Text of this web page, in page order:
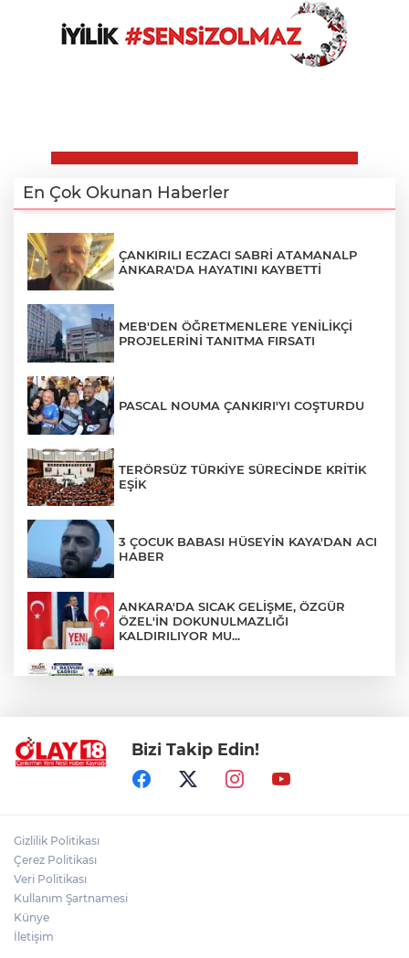
En Çok Okunan Haberler
ÇANKIRILI ECZACI SABRİ ATAMANALP
ANKARA'DA HAYATINI KAYBETTİ
MEB'DEN ÖĞRETMENLERE YENİLİKÇİ
PROJELERİNİ TANITMA FIRSATI
PASCAL NOUMA ÇANKIRI'YI COŞTURDU
TERÖRSÜZ TÜRKİYE SÜRECİNDE KRİTİK
EŞİK
3 ÇOCUK BABASI HÜSEYİN KAYA'DAN ACI
HABER
ANKARA'DA SICAK GELİŞME, ÖZGÜR
ÖZEL'İN DOKUNULMAZLIĞI
KALDIRILIYOR MU...
EMEKLİ YAKININI KAYBEDENLER, DİKKAT
ÇANKIRI'DA 100 KM.LİK ASFALT
Bizi Takip Edin!
Gizlilik Politikası
Çerez Politikası
Veri Politikası
Kullanım Şartnamesi
Künye
İletişim